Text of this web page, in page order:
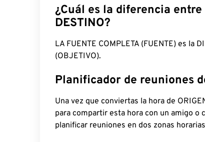
¿Cuál es la diferencia
DESTINO?
LA FUENTE COMPLETA (FUENTE) es la
(OBJETIVO).
Planificador de reuniones
Una vez que conviertas la hora de
para compartir esta hora con un amigo o
planificar reuniones en dos zonas